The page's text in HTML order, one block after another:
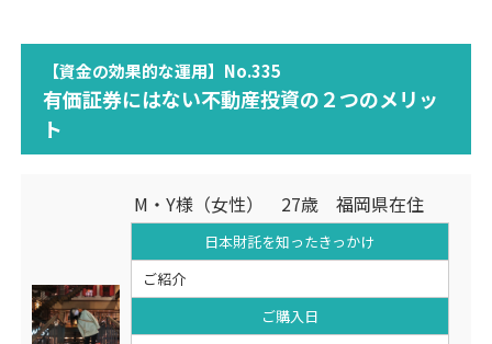
【資金の効果的な運用】No.335
有価証券にはない不動産投資の２つのメリッ
ト
M・Y様（女性） 27歳 福岡県在住
日本財託を知ったきっかけ
ご紹介
ご購入日